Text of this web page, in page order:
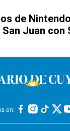
de
Juan con
en: